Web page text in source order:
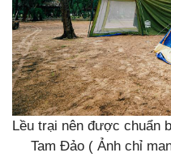
Lều trại nên được chuẩn
Tam Đảo ( Ảnh chỉ